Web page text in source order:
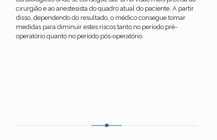
cirurgião e ao anestesista do quadro atual do paciente. A partir
disso, dependendo do resultado, o médico consegue tomar
medidas para diminuir estes riscos tanto no período pré-
operatório quanto no período pós-operatório.